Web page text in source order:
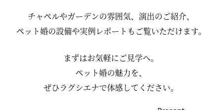
チャペルやガーデンの雰囲気、演出のご紹介、
ペット婚の設備や実例レポートもご覧いただけます。
まずはお気軽にご見学へ。
ペット婚の魅力を、
ぜひラグシエナで体感してください。